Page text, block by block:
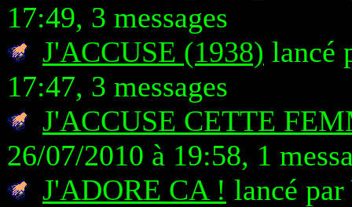
17:49, 3 messages
J'ACCUSE (1938) lancé
17:47, 3 messages
J'ACCUSE CETTE
26/07/2010 à 19:58, 1
J'ADORE CA ! lancé